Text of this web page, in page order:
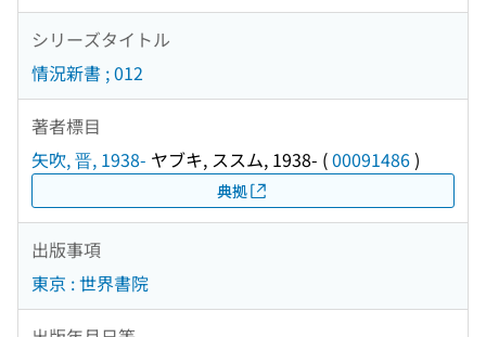
シリーズタイトル
情況新書 ; 012
著者標目
矢吹, 晋, 1938- ヤブキ, ススム, 1938- (00091486)
典拠
出版事項
東京 : 世界書院